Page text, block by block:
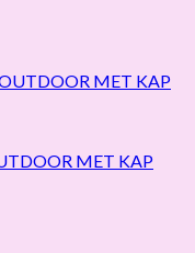
MET KAP